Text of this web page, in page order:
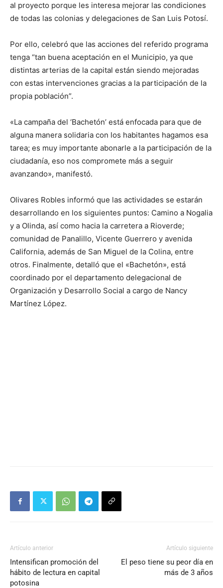
al proyecto porque les interesa mejorar las condiciones
de todas las colonias y delegaciones de San Luis Potosí.
Por ello, celebró que las acciones del referido programa
tenga “tan buena aceptación en el Municipio, ya que
distintas arterias de la capital están siendo mejoradas
con estas intervenciones gracias a la participación de la
propia población”.
«La campaña del ‘Bachetón’ está enfocada para que de
alguna manera solidaria con los habitantes hagamos esa
tarea; es muy importante abonarle a la participación de la
ciudadanía, eso nos compromete más a seguir
avanzando», manifestó.
Olivares Robles informó que las actividades se estarán
desarrollando en los siguientes puntos: Camino a Nogalia
y a Olinda, así como hacia la carretera a Rioverde;
comunidad de Panalillo, Vicente Guerrero y avenida
California, además de San Miguel de la Colina, entre
otros. Finalmente, detalló que el «Bachetón», está
coordinado por el departamento delegacional de
Organización y Desarrollo Social a cargo de Nancy
Martínez López.
Artículo anterior
Intensifican promoción del
hábito de lectura en capital
potosina
Artículo siguiente
El peso tiene su peor día en
más de 3 años